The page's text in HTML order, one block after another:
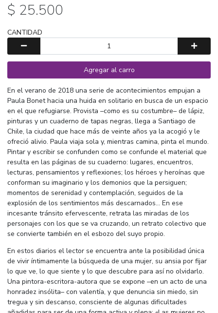
$ 25.500
CANTIDAD
Agregar al carro
En el verano de 2018 una serie de acontecimientos empujan a
Paula Bonet hacia una huida en solitario en busca de un espacio
en el que refugiarse. Provista –como es su costumbre– de lápiz,
pinturas y un cuaderno de tapas negras, llega a Santiago de
Chile, la ciudad que hace más de veinte años ya la acogió y le
ofreció alivio. Paula viaja sola y, mientras camina, pinta el mundo.
Pintar y escribir se confunden como se confunde el material que
resulta en las páginas de su cuaderno: lugares, encuentros,
lecturas, pensamientos y reflexiones; los héroes y heroínas que
conforman su imaginario y los demonios que la persiguen;
momentos de serenidad y contemplación, seguidos de la
explosión de los sentimientos más descarnados... En ese
incesante tránsito efervescente, retrata las miradas de los
personajes con los que se va cruzando, un retrato colectivo que
se convierte también en el esbozo del suyo propio.
En estos diarios el lector se encuentra ante la posibilidad única
de vivir íntimamente la búsqueda de una mujer, su ansia por fijar
lo que ve, lo que siente y lo que descubre para así no olvidarlo.
Una pintora-escritora-autora que se expone –en un acto de una
honradez insólita– con valentía, y que denuncia sin miedo, sin
tregua y sin descanso, consciente de algunas dificultades